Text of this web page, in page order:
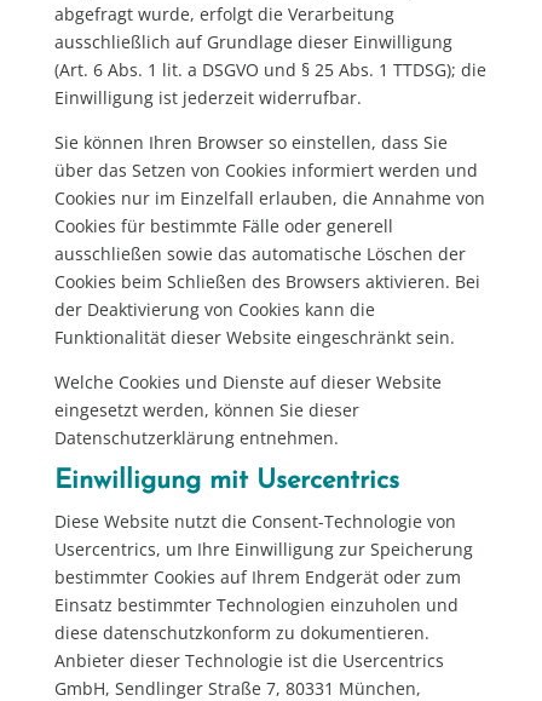
abgefragt wurde, erfolgt die Verarbeitung
ausschließlich auf Grundlage dieser Einwilligung
(Art. 6 Abs. 1 lit. a DSGVO und § 25 Abs. 1 TTDSG); die
Einwilligung ist jederzeit widerrufbar.
Sie können Ihren Browser so einstellen, dass Sie
über das Setzen von Cookies informiert werden und
Cookies nur im Einzelfall erlauben, die Annahme von
Cookies für bestimmte Fälle oder generell
ausschließen sowie das automatische Löschen der
Cookies beim Schließen des Browsers aktivieren. Bei
der Deaktivierung von Cookies kann die
Funktionalität dieser Website eingeschränkt sein.
Welche Cookies und Dienste auf dieser Website
eingesetzt werden, können Sie dieser
Datenschutzerklärung entnehmen.
Einwilligung mit Usercentrics
Diese Website nutzt die Consent-Technologie von
Usercentrics, um Ihre Einwilligung zur Speicherung
bestimmter Cookies auf Ihrem Endgerät oder zum
Einsatz bestimmter Technologien einzuholen und
diese datenschutzkonform zu dokumentieren.
Anbieter dieser Technologie ist die Usercentrics
GmbH, Sendlinger Straße 7, 80331 München,